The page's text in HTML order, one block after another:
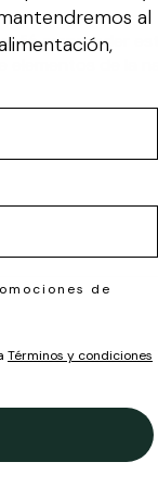
emprender
de la
al
de
Términos y condiciones